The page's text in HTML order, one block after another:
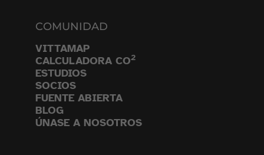
COMUNIDAD
VITTAMAP
CALCULADORA CO2
ESTUDIOS
SOCIOS
FUENTE ABIERTA
BLOG
ÚNASE A NOSOTROS